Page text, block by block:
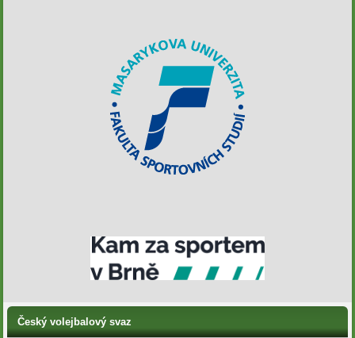
Český volejbalový svaz